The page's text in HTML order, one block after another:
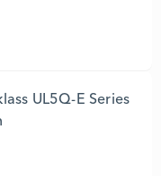
Diagonal klass